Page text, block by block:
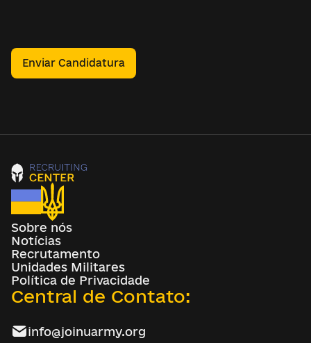
Enviar Candidatura
Sobre nós
Notícias
Recrutamento
Unidades Militares
Política de Privacidade
Central de Contato:
info@joinuarmy.org